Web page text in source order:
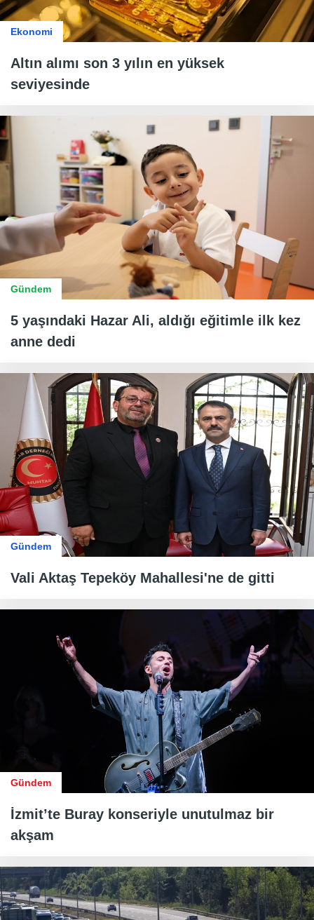
Ekonomi
Altın alımı son 3 yılın en yüksek
seviyesinde
Gündem
5 yaşındaki Hazar Ali, aldığı eğitimle ilk kez
anne dedi
Gündem
Vali Aktaş Tepeköy Mahallesi'ne de gitti
Gündem
İzmit’te Buray konseriyle unutulmaz bir
akşam